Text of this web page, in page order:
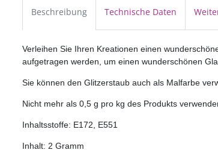
Beschreibung Technische Daten
Verleihen Sie Ihren Kreationen einen
aufgetragen werden, um einen wunderschönen
Sie können den Glitzerstaub auch als Malfarbe
Nicht mehr als 0,5 g pro kg des Produkts
Inhaltsstoffe: E172, E551
Inhalt: 2 Gramm